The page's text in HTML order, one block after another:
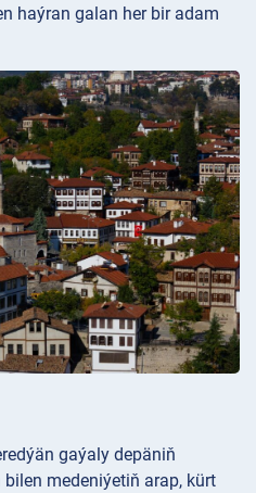
haýran galan her bir adam
gaýaly depäniň
medeniýetiň arap, kürt